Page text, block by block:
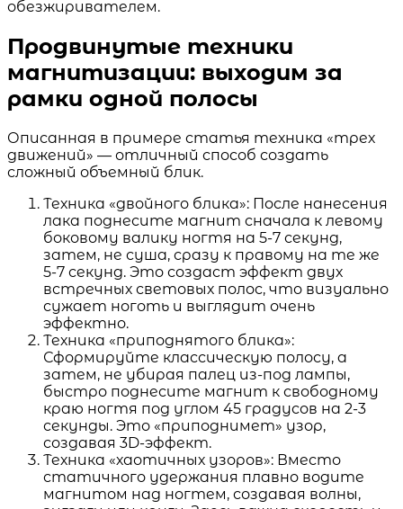
обезжиривателем.
Продвинутые техники
магнитизации: выходим за
рамки одной полосы
Описанная в примере статья техника «трех
движений» — отличный способ создать
сложный объемный блик.
Техника «двойного блика»: После нанесения
лака поднесите магнит сначала к левому
боковому валику ногтя на 5-7 секунд,
затем, не суша, сразу к правому на те же
5-7 секунд. Это создаст эффект двух
встречных световых полос, что визуально
сужает ноготь и выглядит очень
эффектно.
Техника «приподнятого блика»:
Сформируйте классическую полосу, а
затем, не убирая палец из-под лампы,
быстро поднесите магнит к свободному
краю ногтя под углом 45 градусов на 2-3
секунды. Это «приподнимет» узор,
создавая 3D-эффект.
Техника «хаотичных узоров»: Вместо
статичного удержания плавно водите
магнитом над ногтем, создавая волны,